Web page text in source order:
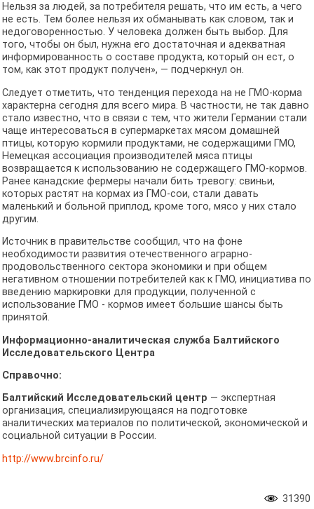
Нельзя за людей, за потребителя решать, что им есть, а чего
не есть. Тем более нельзя их обманывать как словом, так и
недоговоренностью. У человека должен быть выбор. Для
того, чтобы он был, нужна его достаточная и адекватная
информированность о составе продукта, который он ест, о
том, как этот продукт получен», — подчеркнул он.
Следует отметить, что тенденция перехода на не ГМО-корма
характерна сегодня для всего мира. В частности, не так давно
стало известно, что в связи с тем, что жители Германии стали
чаще интересоваться в супермаркетах мясом домашней
птицы, которую кормили продуктами, не содержащими ГМО,
Немецкая ассоциация производителей мяса птицы
возвращается к использованию не содержащего ГМО-кормов.
Ранее канадские фермеры начали бить тревогу: свиньи,
которых растят на кормах из ГМО-сои, стали давать
маленький и больной приплод, кроме того, мясо у них стало
другим.
Источник в правительстве сообщил, что на фоне
необходимости развития отечественного аграрно-
продовольственного сектора экономики и при общем
негативном отношении потребителей как к ГМО, инициатива по
введению маркировки для продукции, полученной с
использование ГМО - кормов имеет большие шансы быть
принятой.
Информационно-аналитическая служба Балтийского
Исследовательского Центра
Справочно:
Балтийский Исследовательский центр — экспертная
организация, специализирующаяся на подготовке
аналитических материалов по политической, экономической и
социальной ситуации в России.
http://www.brcinfo.ru/
31390